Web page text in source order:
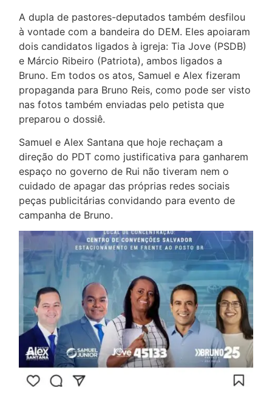
A dupla de pastores-deputados também desfilou
à vontade com a bandeira do DEM. Eles apoiaram
dois candidatos ligados à igreja: Tia Jove (PSDB)
e Márcio Ribeiro (Patriota), ambos ligados a
Bruno. Em todos os atos, Samuel e Alex fizeram
propaganda para Bruno Reis, como pode ser visto
nas fotos também enviadas pelo petista que
preparou o dossiê.
Samuel e Alex Santana que hoje rechaçam a
direção do PDT como justificativa para ganharem
espaço no governo de Rui não tiveram nem o
cuidado de apagar das próprias redes sociais
peças publicitárias convidando para evento de
campanha de Bruno.